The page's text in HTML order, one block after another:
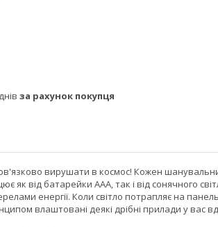
за рахунок покупця
вирушати в космос! Кожен
від батарейки AAA, так і від сонячного
енергії. Коли світло потрапляє на
влаштовані деякі дрібні прилади у вас